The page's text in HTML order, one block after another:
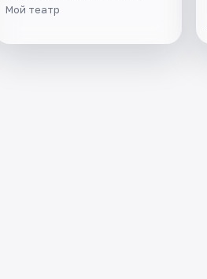
Мой театр